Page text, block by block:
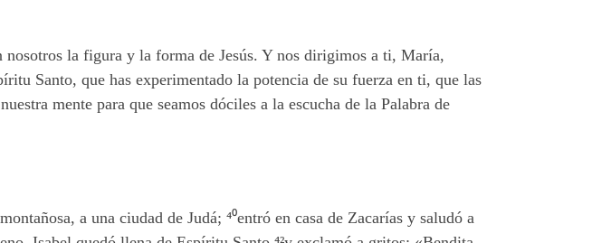
la figura y la forma de Jesús. Y nos dirigimos a ti, María,
Santo, que has experimentado la potencia de su fuerza en ti, que las
mente para que seamos dóciles a la escucha de la Palabra de
a una ciudad de Judá; ⁴⁰entró en casa de Zacarías y saludó a